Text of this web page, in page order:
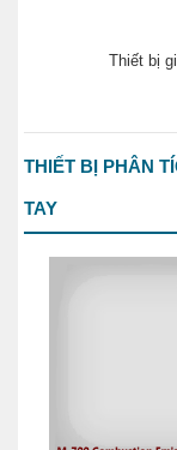
Thiết bị
THIẾT BỊ PHÂN
TAY